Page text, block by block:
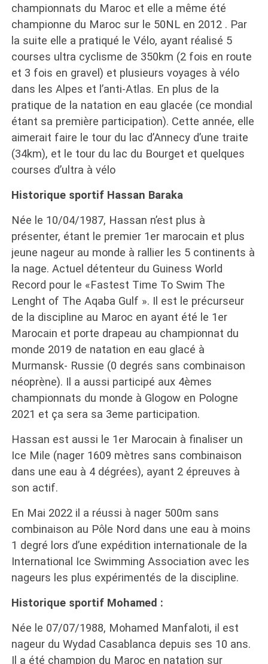
championnats du Maroc et elle a même été
championne du Maroc sur le 50NL en 2012 . Par
la suite elle a pratiqué le Vélo, ayant réalisé 5
courses ultra cyclisme de 350km (2 fois en route
et 3 fois en gravel) et plusieurs voyages à vélo
dans les Alpes et l’anti-Atlas. En plus de la
pratique de la natation en eau glacée (ce mondial
étant sa première participation). Cette année, elle
aimerait faire le tour du lac d’Annecy d’une traite
(34km), et le tour du lac du Bourget et quelques
courses d’ultra à vélo
Historique sportif Hassan Baraka
Née le 10/04/1987, Hassan n’est plus à
présenter, étant le premier 1er marocain et plus
jeune nageur au monde à rallier les 5 continents à
la nage. Actuel détenteur du Guiness World
Record pour le «Fastest Time To Swim The
Lenght of The Aqaba Gulf ». Il est le précurseur
de la discipline au Maroc en ayant été le 1er
Marocain et porte drapeau au championnat du
monde 2019 de natation en eau glacé à
Murmansk- Russie (0 degrés sans combinaison
néoprène). Il a aussi participé aux 4èmes
championnats du monde à Glogow en Pologne
2021 et ça sera sa 3eme participation.
Hassan est aussi le 1er Marocain à finaliser un
Ice Mile (nager 1609 mètres sans combinaison
dans une eau à 4 dégrées), ayant 2 épreuves à
son actif.
En Mai 2022 il a réussi à nager 500m sans
combinaison au Pôle Nord dans une eau à moins
1 degré lors d’une expédition internationale de la
International Ice Swimming Association avec les
nageurs les plus expérimentés de la discipline.
Historique sportif Mohamed :
Née le 07/07/1988, Mohamed Manfaloti, il est
nageur du Wydad Casablanca depuis ses 10 ans.
Il a été champion du Maroc en natation sur